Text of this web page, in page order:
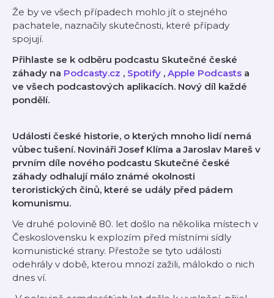
Že by ve všech případech mohlo jít o stejného
pachatele, naznačily skutečnosti, které případy
spojují.
Přihlaste se k odběru podcastu Skutečné české
záhady na Podcasty.cz , Spotify , Apple Podcasts a
ve všech podcastových aplikacích. Nový díl každé
pondělí.
Události české historie, o kterých mnoho lidí nemá
vůbec tušení. Novináři Josef Klíma a Jaroslav Mareš v
prvním díle nového podcastu Skutečné české
záhady odhalují málo známé okolnosti
teroristických činů, které se udály před pádem
komunismu.
Ve druhé polovině 80. let došlo na několika místech v
Československu k explozím před místními sídly
komunistické strany. Přestože se tyto události
odehrály v době, kterou mnozí zažili, málokdo o nich
dnes ví.